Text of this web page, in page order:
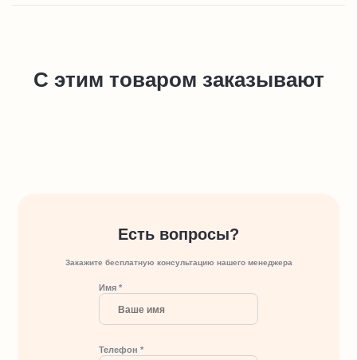
С этим товаром заказывают
Есть вопросы?
Закажите бесплатную консультацию нашего менеджера
Имя *
Телефон *